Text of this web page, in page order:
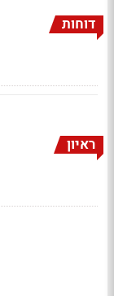
דוחות
ראיון